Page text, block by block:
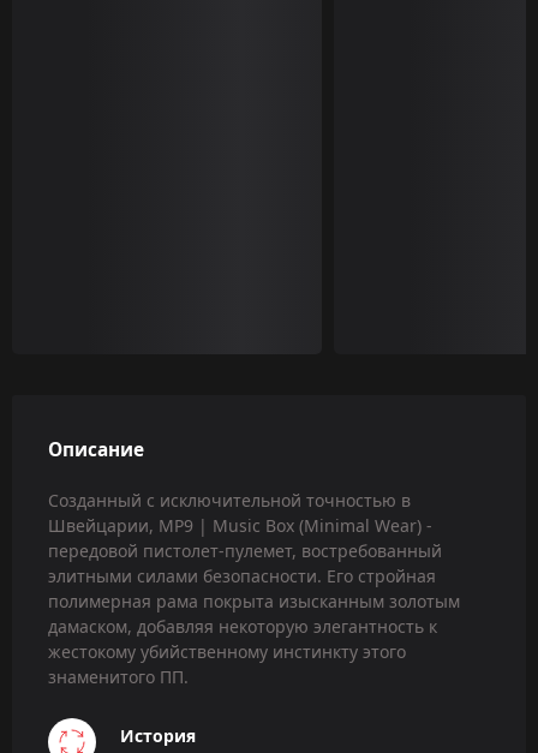
Описание
Созданный с исключительной точностью в
Швейцарии, MP9 | Music Box (Minimal Wear) -
передовой пистолет-пулемет, востребованный
элитными силами безопасности. Его стройная
полимерная рама покрыта изысканным золотым
дамаском, добавляя некоторую элегантность к
жестокому убийственному инстинкту этого
знаменитого ПП.
История